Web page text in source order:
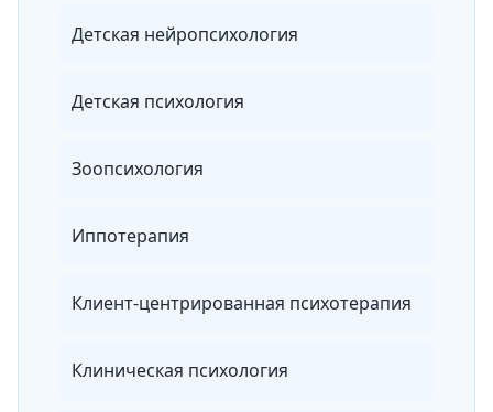
Детская нейропсихология
Детская психология
Зоопсихология
Иппотерапия
Клиент-центрированная психотерапия
Клиническая психология